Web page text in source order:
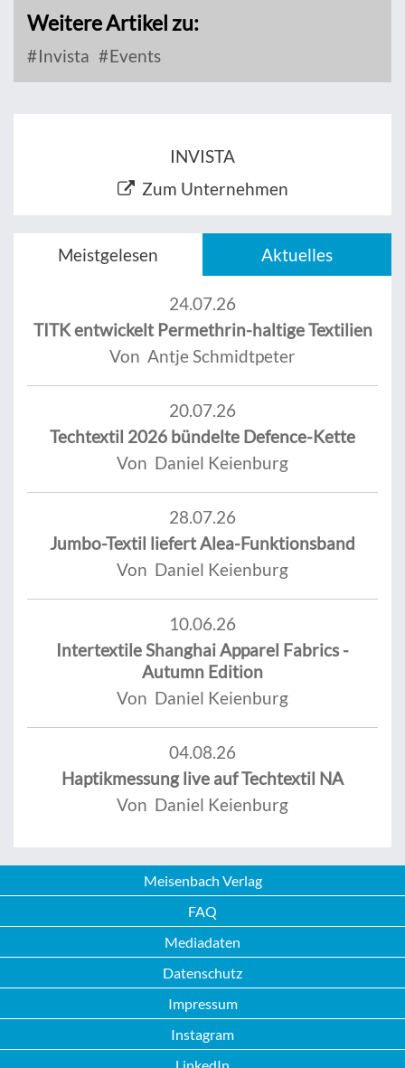
Weitere Artikel zu:
Invista Events
INVISTA
Zum Unternehmen
Meistgelesen Aktuelles
24.07.26
TITK entwickelt Permethrin-haltige Textilien
Von Antje Schmidtpeter
20.07.26
Techtextil 2026 bündelte Defence-Kette
Von Daniel Keienburg
28.07.26
Jumbo-Textil liefert Alea-Funktionsband
Von Daniel Keienburg
10.06.26
Intertextile Shanghai Apparel Fabrics -
Autumn Edition
Von Daniel Keienburg
04.08.26
Haptikmessung live auf Techtextil NA
Von Daniel Keienburg
Meisenbach Verlag
FAQ
Mediadaten
Datenschutz
Impressum
Instagram